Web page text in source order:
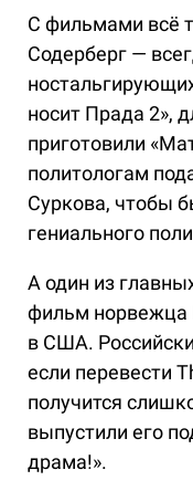
С фильмами всё
Содерберг —
носит Прада 2»,
приготовили
политологам
Суркова, чтобы
гениального
А один из
фильм норвежца
в США.
если перевести
получится
выпустили его
драма!».